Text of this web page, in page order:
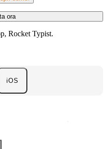
ora
Rocket Typist.
iOS